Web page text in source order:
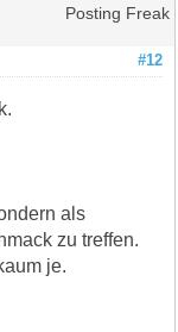
Posting Freak
#12
als
zu treffen.
je.